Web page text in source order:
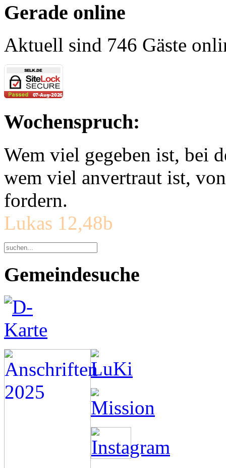
Gerade online
Aktuell sind 746 Gäste
Wochenspruch:
Wem viel gegeben ist, bei
wem viel anvertraut ist,
fordern.
Lukas 12,48b
Gemeindesuche